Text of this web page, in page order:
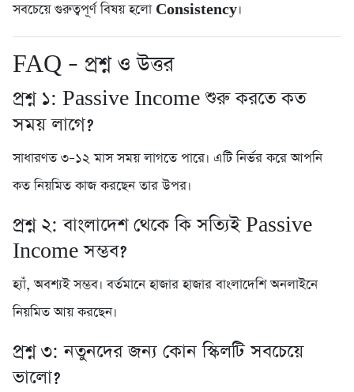
সবচেয়ে গুরুত্বপূর্ণ বিষয় হলো Consistency।
FAQ – প্রশ্ন ও উত্তর
প্রশ্ন ১: Passive Income শুরু করতে কত
সময় লাগে?
সাধারণত ৩–১২ মাস সময় লাগতে পারে। এটি নির্ভর করে আপনি
কত নিয়মিত কাজ করছেন তার উপর।
প্রশ্ন ২: বাংলাদেশ থেকে কি সত্যিই Passive
Income সম্ভব?
হ্যাঁ, অবশ্যই সম্ভব। বর্তমানে হাজার হাজার বাংলাদেশি অনলাইনে
নিয়মিত আয় করছেন।
প্রশ্ন ৩: নতুনদের জন্য কোন স্কিলটি সবচেয়ে
ভালো?